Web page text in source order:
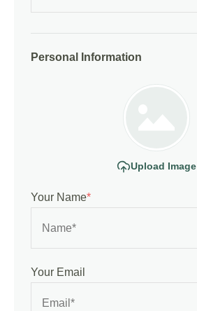
Personal Information
Upload Image
Your Name*
Your Email